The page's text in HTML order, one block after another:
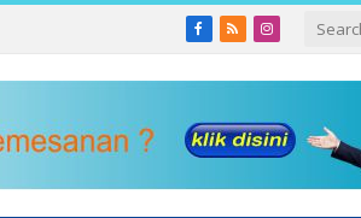
Facebook
RSSInstagram